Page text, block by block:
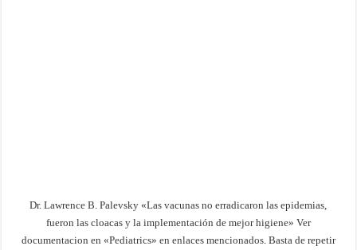
Dr. Lawrence B. Palevsky «Las vacunas no erradicaron las epidemias,
fueron las cloacas y la implementación de mejor higiene» Ver
documentacion en «Pediatrics» en enlaces mencionados. Basta de repetir